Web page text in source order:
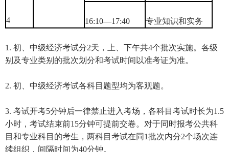
4 16:10—17:40 专业知识和实务
1. 初、中级经济考试分2天，上、下午共4个批次实施。各级
别及专业类别的批次划分和考试时间以准考证为准。
2. 初、中级经济考试各科目题型均为客观题。
3. 考试开考5分钟后一律禁止进入考场，各科目考试时长为1.5
小时，考试结束前15分钟可提前交卷。对于同时报考公共科
目和专业科目的考生，两科目考试在同1批次内分2个场次连
续组织，间隔时间为40分钟。